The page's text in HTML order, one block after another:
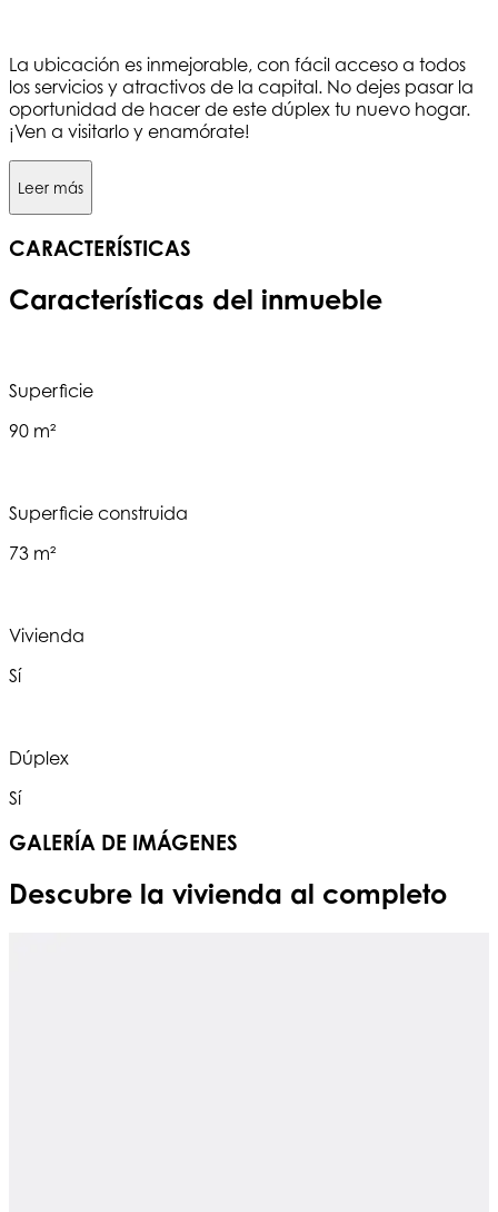
La ubicación es inmejorable, con fácil acceso a todos
los servicios y atractivos de la capital. No dejes pasar la
oportunidad de hacer de este dúplex tu nuevo hogar.
¡Ven a visitarlo y enamórate!
Leer más
CARACTERÍSTICAS
Características del inmueble
Superficie
90 m²
Superficie construida
73 m²
Vivienda
Sí
Dúplex
Sí
GALERÍA DE IMÁGENES
Descubre la vivienda al completo